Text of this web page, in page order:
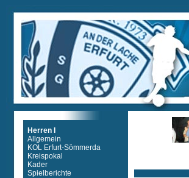
Herren I
Allgemein
KOL Erfurt-Sömmerda
Kreispokal
Kader
Spielberichte